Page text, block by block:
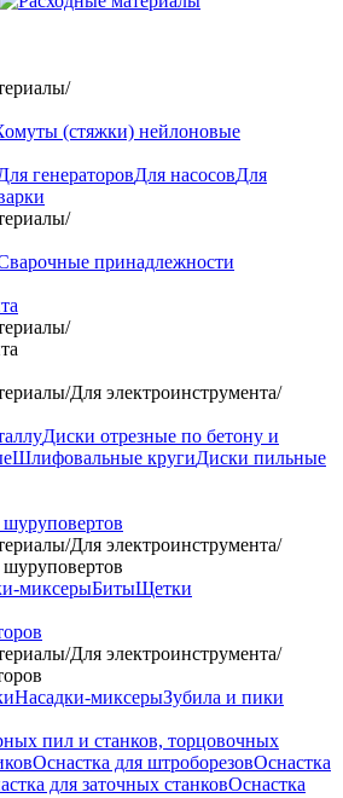
/
(стяжки) нейлоновые
генераторовДля насосовДля
/
принадлежности
/
/Для электроинструмента/
Диски отрезные по бетону и
Шлифовальные кругиДиски пильные
/Для электроинструмента/
миксерыБитыЩетки
/Для электроинструмента/
Насадки-миксерыЗубила и пики
пил и станков, торцовочных
Оснастка для штроборезовОснастка
для заточных станковОснастка